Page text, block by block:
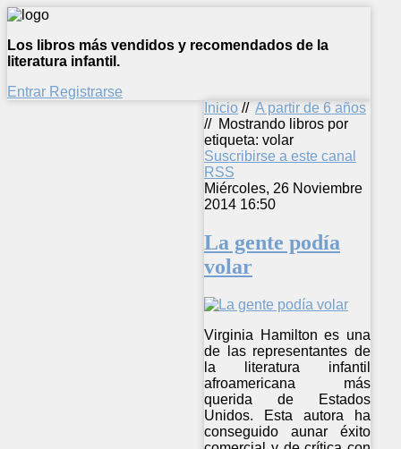
Los libros más vendidos y recomendados de la
literatura infantil.
Entrar Registrarse
Inicio // A partir de 6 años
// Mostrando libros por
etiqueta: volar
Suscribirse a este canal
RSS
Miércoles, 26 Noviembre
2014 16:50
La gente podía
volar
Virginia Hamilton es una
de las representantes de
la literatura infantil
afroamericana más
querida de Estados
Unidos. Esta autora ha
conseguido aunar éxito